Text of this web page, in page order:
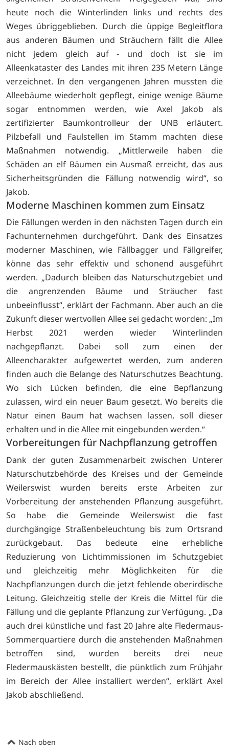
heute noch die Winterlinden links und rechts des
Weges übriggeblieben. Durch die üppige Begleitflora
aus anderen Bäumen und Sträuchern fällt die Allee
nicht jedem gleich auf - und doch ist sie im
Alleenkataster des Landes mit ihren 235 Metern Länge
verzeichnet. In den vergangenen Jahren mussten die
Alleebäume wiederholt gepflegt, einige wenige Bäume
sogar entnommen werden, wie Axel Jakob als
zertifizierter Baumkontrolleur der UNB erläutert.
Pilzbefall und Faulstellen im Stamm machten diese
Maßnahmen notwendig. „Mittlerweile haben die
Schäden an elf Bäumen ein Ausmaß erreicht, das aus
Sicherheitsgründen die Fällung notwendig wird“, so
Jakob.
Moderne Maschinen kommen zum Einsatz
Die Fällungen werden in den nächsten Tagen durch ein
Fachunternehmen durchgeführt. Dank des Einsatzes
moderner Maschinen, wie Fällbagger und Fällgreifer,
könne das sehr effektiv und schonend ausgeführt
werden. „Dadurch bleiben das Naturschutzgebiet und
die angrenzenden Bäume und Sträucher fast
unbeeinflusst“, erklärt der Fachmann. Aber auch an die
Zukunft dieser wertvollen Allee sei gedacht worden: „Im
Herbst 2021 werden wieder Winterlinden
nachgepflanzt. Dabei soll zum einen der
Alleencharakter aufgewertet werden, zum anderen
finden auch die Belange des Naturschutzes Beachtung.
Wo sich Lücken befinden, die eine Bepflanzung
zulassen, wird ein neuer Baum gesetzt. Wo bereits die
Natur einen Baum hat wachsen lassen, soll dieser
erhalten und in die Allee mit eingebunden werden.“
Vorbereitungen für Nachpflanzung getroffen
Dank der guten Zusammenarbeit zwischen Unterer
Naturschutzbehörde des Kreises und der Gemeinde
Weilerswist wurden bereits erste Arbeiten zur
Vorbereitung der anstehenden Pflanzung ausgeführt.
So habe die Gemeinde Weilerswist die fast
durchgängige Straßenbeleuchtung bis zum Ortsrand
zurückgebaut. Das bedeute eine erhebliche
Reduzierung von Lichtimmissionen im Schutzgebiet
und gleichzeitig mehr Möglichkeiten für die
Nachpflanzungen durch die jetzt fehlende oberirdische
Leitung. Gleichzeitig stelle der Kreis die Mittel für die
Fällung und die geplante Pflanzung zur Verfügung. „Da
auch drei künstliche und fast 20 Jahre alte Fledermaus-
Sommerquartiere durch die anstehenden Maßnahmen
betroffen sind, wurden bereits drei neue
Fledermauskästen bestellt, die pünktlich zum Frühjahr
im Bereich der Allee installiert werden“, erklärt Axel
Jakob abschließend.
Nach oben